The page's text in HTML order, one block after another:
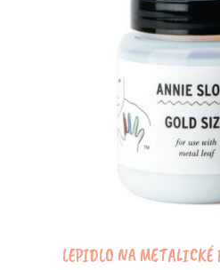
LEPIDLO NA